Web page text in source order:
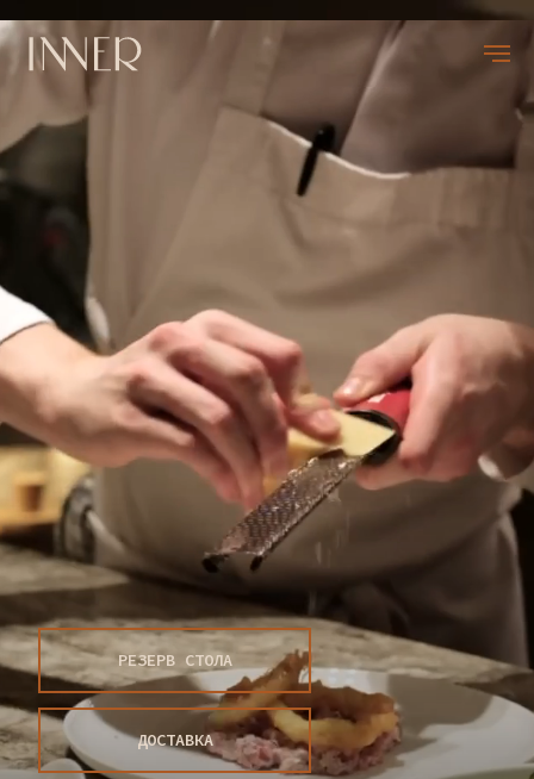
ДОСТАВКА
РЕЗЕРВ СТОЛА